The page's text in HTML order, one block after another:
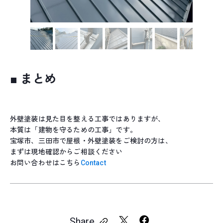
■ まとめ
外壁塗装は見た目を整える工事ではありますが、
本質は「建物を守るための工事」です。
宝塚市、三田市で屋根・外壁塗装をご検討の方は、
まずは現地確認からご相談ください
お問い合わせはこちら Contact